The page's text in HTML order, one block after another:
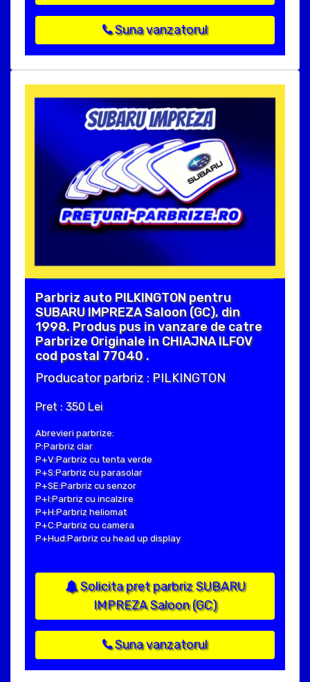
Suna vanzatorul
Parbriz auto PILKINGTON pentru
SUBARU IMPREZA Saloon (GC), din
1998. Produs pus in vanzare de catre
Parbrize Originale in CHIAJNA ILFOV
cod postal 77040 .
Producator parbriz : PILKINGTON
Pret : 350 Lei
Abrevieri parbrize:
P:Parbriz clar
P+V:Parbriz cu tenta verde
P+S:Parbriz cu parasolar
P+SE:Parbriz cu senzor
P+I:Parbriz cu incalzire
P+H:Parbriz heliomat
P+C:Parbriz cu camera
P+Hud:Parbriz cu head up display
Solicita pret parbriz SUBARU
IMPREZA Saloon (GC)
Suna vanzatorul